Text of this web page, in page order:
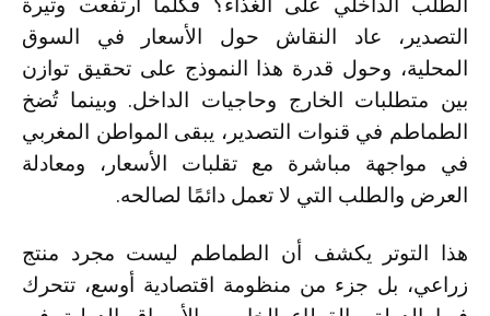
التصدير، عاد النقاش حول الأسعار في السوق
المحلية، وحول قدرة هذا النموذج على تحقيق توازن
بين متطلبات الخارج وحاجيات الداخل. وبينما تُضخ
الطماطم في قنوات التصدير، يبقى المواطن المغربي
في مواجهة مباشرة مع تقلبات الأسعار، ومعادلة
العرض والطلب التي لا تعمل دائمًا لصالحه.
هذا التوتر يكشف أن الطماطم ليست مجرد منتج
زراعي، بل جزء من منظومة اقتصادية أوسع، تتحرك